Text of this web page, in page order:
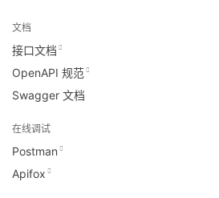
文档
接口文档
OpenAPI 规范
Swagger 文档
在线调试
Postman
Apifox